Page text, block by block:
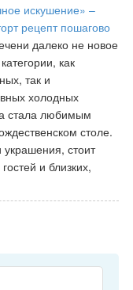
искушение» –
рецепт пошагово
далеко не новое
как
так и
холодных
стала любимым
столе.
стоит
и близких,